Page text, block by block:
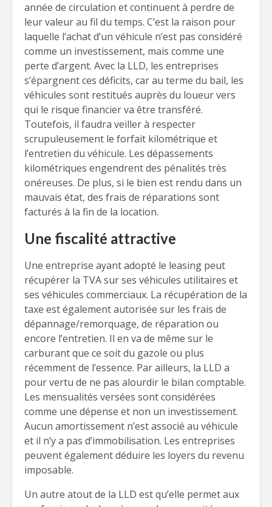
année de circulation et continuent à perdre de
leur valeur au fil du temps. C’est la raison pour
laquelle l’achat d’un véhicule n’est pas considéré
comme un investissement, mais comme une
perte d’argent. Avec la LLD, les entreprises
s’épargnent ces déficits, car au terme du bail, les
véhicules sont restitués auprès du loueur vers
qui le risque financier va être transféré.
Toutefois, il faudra veiller à respecter
scrupuleusement le forfait kilométrique et
l’entretien du véhicule. Les dépassements
kilométriques engendrent des pénalités très
onéreuses. De plus, si le bien est rendu dans un
mauvais état, des frais de réparations sont
facturés à la fin de la location.
Une fiscalité attractive
Une entreprise ayant adopté le leasing peut
récupérer la TVA sur ses véhicules utilitaires et
ses véhicules commerciaux. La récupération de la
taxe est également autorisée sur les frais de
dépannage/remorquage, de réparation ou
encore l’entretien. Il en va de même sur le
carburant que ce soit du gazole ou plus
récemment de l’essence. Par ailleurs, la LLD a
pour vertu de ne pas alourdir le bilan comptable.
Les mensualités versées sont considérées
comme une dépense et non un investissement.
Aucun amortissement n’est associé au véhicule
et il n’y a pas d’immobilisation. Les entreprises
peuvent également déduire les loyers du revenu
imposable.
Un autre atout de la LLD est qu’elle permet aux